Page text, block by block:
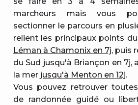
marcheurs mais vous
sectionner le parcours en
relient les principaux points
Léman à Chamonix en 7j, puis
du Sud jusqu'à Briançon en 7j,
la mer jusqu'à Menton en 12j.
Vous pouvez retrouver
de randonnée guidé ou